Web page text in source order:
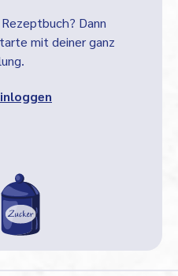
Dann
mit deiner ganz